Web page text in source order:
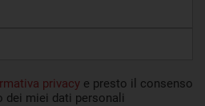
privacy e presto il consenso
dei miei dati personali